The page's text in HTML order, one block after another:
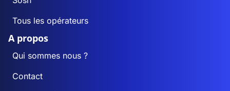
Tous les opérateurs
A propos
Qui sommes nous ?
Contact